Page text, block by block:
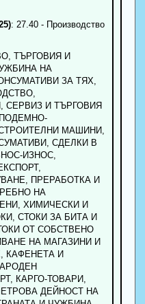
: 27.40 - Производство
ТЪРГОВИЯ И
НА
ЗА ТЯХ,
СЕРВИЗ И ТЪРГОВИЯ
МАШИНИ,
СДЕЛКИ В
ИЗНОС,
ПРЕРАБОТКА И
НА
ХИМИЧЕСКИ И
СТОКИ ЗА БИТА И
ОТ СОБСТВЕНО
НА МАГАЗИНИ И
КАФЕНЕТА И
КАРГО-ТОВАРИ,
ДЕЙНОСТ НА